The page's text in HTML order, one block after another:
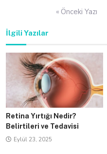
« Önceki Yazı
İlgili Yazılar
Retina Yırtığı Nedir?
Belirtileri ve Tedavisi
Eylül 23, 2025